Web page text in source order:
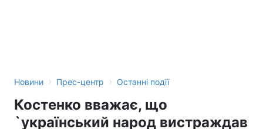
Новини › Прес-центр › Останні події
Костенко вважає, що
`український народ вистраждав